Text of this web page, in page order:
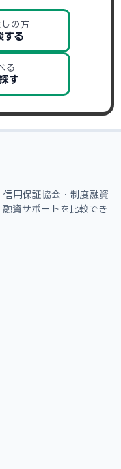
の方
する
る
す
用保証協会・制度融資
資サポートを比較でき